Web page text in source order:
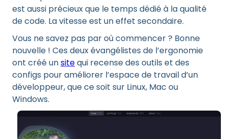
est aussi précieux que le temps dédié à la qualité
de code. La vitesse est un effet secondaire.
Vous ne savez pas par où commencer ? Bonne
nouvelle ! Ces deux évangélistes de l’ergonomie
ont créé unsitequi recense des outils et des
configs pour améliorer l’espace de travail d’un
développeur, que ce soit sur Linux, Mac ou
Windows.